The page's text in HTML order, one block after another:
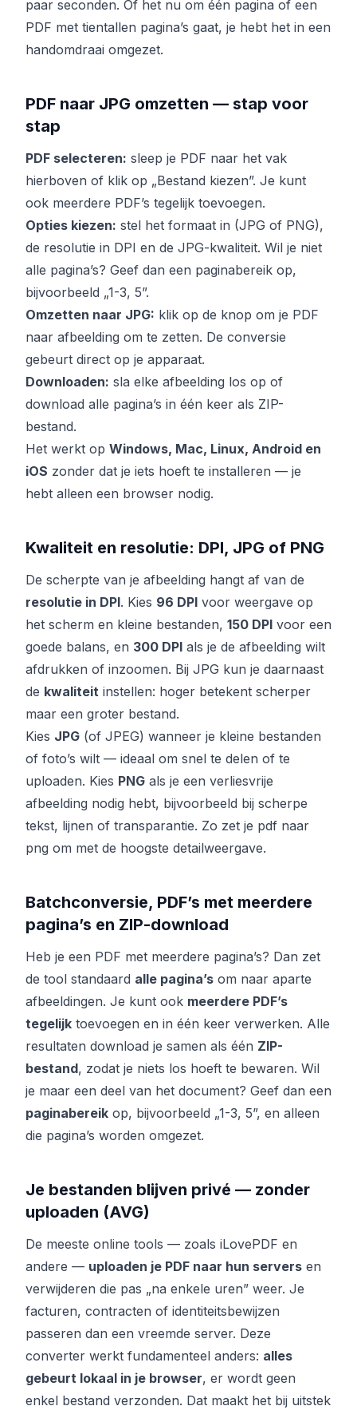
paar seconden. Of het nu om één pagina of een
PDF met tientallen pagina’s gaat, je hebt het in een
handomdraai omgezet.
PDF naar JPG omzetten — stap voor
stap
PDF selecteren: sleep je PDF naar het vak
hierboven of klik op „Bestand kiezen”. Je kunt
ook meerdere PDF’s tegelijk toevoegen.
Opties kiezen: stel het formaat in (JPG of PNG),
de resolutie in DPI en de JPG-kwaliteit. Wil je niet
alle pagina’s? Geef dan een paginabereik op,
bijvoorbeeld „1-3, 5”.
Omzetten naar JPG: klik op de knop om je PDF
naar afbeelding om te zetten. De conversie
gebeurt direct op je apparaat.
Downloaden: sla elke afbeelding los op of
download alle pagina’s in één keer als ZIP-
bestand.
Het werkt op Windows, Mac, Linux, Android en
iOS zonder dat je iets hoeft te installeren — je
hebt alleen een browser nodig.
Kwaliteit en resolutie: DPI, JPG of PNG
De scherpte van je afbeelding hangt af van de
resolutie in DPI. Kies 96 DPI voor weergave op
het scherm en kleine bestanden, 150 DPI voor een
goede balans, en 300 DPI als je de afbeelding wilt
afdrukken of inzoomen. Bij JPG kun je daarnaast
de kwaliteit instellen: hoger betekent scherper
maar een groter bestand.
Kies JPG (of JPEG) wanneer je kleine bestanden
of foto’s wilt — ideaal om snel te delen of te
uploaden. Kies PNG als je een verliesvrije
afbeelding nodig hebt, bijvoorbeeld bij scherpe
tekst, lijnen of transparantie. Zo zet je pdf naar
png om met de hoogste detailweergave.
Batchconversie, PDF’s met meerdere
pagina’s en ZIP-download
Heb je een PDF met meerdere pagina’s? Dan zet
de tool standaard alle pagina’s om naar aparte
afbeeldingen. Je kunt ook meerdere PDF’s
tegelijk toevoegen en in één keer verwerken. Alle
resultaten download je samen als één ZIP-
bestand, zodat je niets los hoeft te bewaren. Wil
je maar een deel van het document? Geef dan een
paginabereik op, bijvoorbeeld „1-3, 5”, en alleen
die pagina’s worden omgezet.
Je bestanden blijven privé — zonder
uploaden (AVG)
De meeste online tools — zoals iLovePDF en
andere — uploaden je PDF naar hun servers en
verwijderen die pas „na enkele uren” weer. Je
facturen, contracten of identiteitsbewijzen
passeren dan een vreemde server. Deze
converter werkt fundamenteel anders: alles
gebeurt lokaal in je browser, er wordt geen
enkel bestand verzonden. Dat maakt het bij uitstek